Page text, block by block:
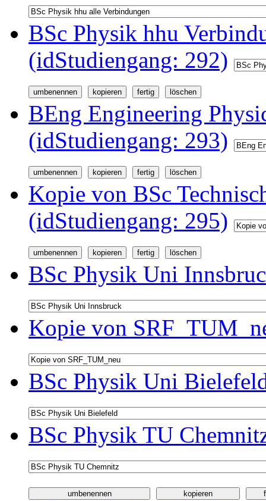
BSc Physik hhu
(idStudiengang: 292)
BEng Engineering
(idStudiengang: 293)
Kopie von BSc
(idStudiengang: 295)
BSc Physik Uni
Kopie von
BSc Physik Uni
BSc Physik TU